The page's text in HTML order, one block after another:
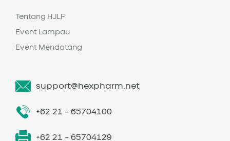
Tentang HJLF
Event Lampau
Event Mendatang
support@hexpharm.net
+62 21 - 65704100
+62 21 - 65704129